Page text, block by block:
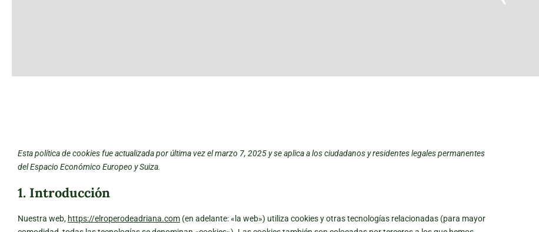
Esta política de cookies fue actualizada por última vez el marzo 7, 2025 y se aplica a los ciudadanos y residentes legales permanentes
del Espacio Económico Europeo y Suiza.
1. Introducción
Nuestra web, https://elroperodeadriana.com (en adelante: «la web») utiliza cookies y otras tecnologías relacionadas (para mayor